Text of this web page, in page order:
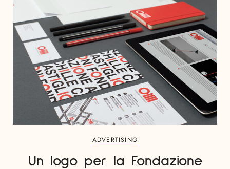
ADVERTISING
Un logo per la Fondazione